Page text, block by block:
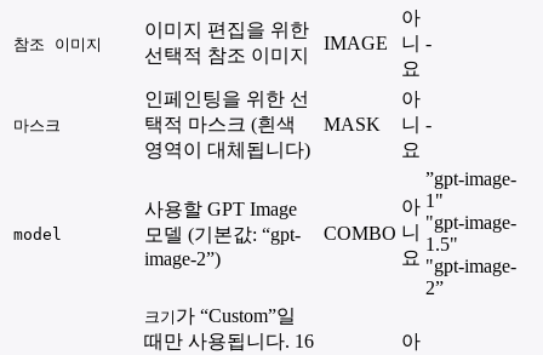
참조 이미지
이미지 편집을 위한
선택적 참조 이미지
IMAGE
아
니
요
-
마스크
인페인팅을 위한 선
택적 마스크 (흰색
영역이 대체됩니다)
MASK
아
니
요
-
model
사용할 GPT Image
모델 (기본값: “gpt-
image-2”)
COMBO
아
니
요
”gpt-image-
1"
"gpt-image-
1.5"
"gpt-image-
2”
크기 가 “Custom”일
때만 사용됩니다. 16
아